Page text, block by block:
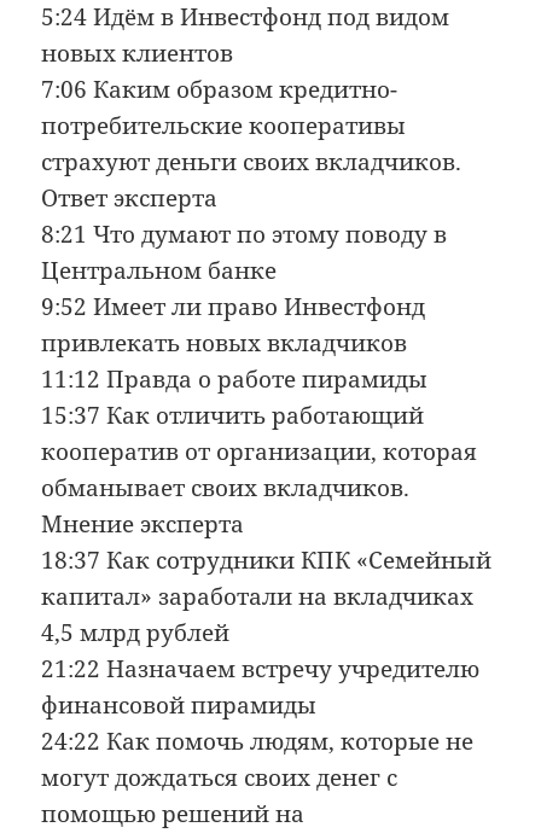
5:24 Идём в Инвестфонд под видом
новых клиентов
7:06 Каким образом кредитно-
потребительские кооперативы
страхуют деньги своих вкладчиков.
Ответ эксперта
8:21 Что думают по этому поводу в
Центральном банке
9:52 Имеет ли право Инвестфонд
привлекать новых вкладчиков
11:12 Правда о работе пирамиды
15:37 Как отличить работающий
кооператив от организации, которая
обманывает своих вкладчиков.
Мнение эксперта
18:37 Как сотрудники КПК «Семейный
капитал» заработали на вкладчиках
4,5 млрд рублей
21:22 Назначаем встречу учредителю
финансовой пирамиды
24:22 Как помочь людям, которые не
могут дождаться своих денег с
помощью решений на